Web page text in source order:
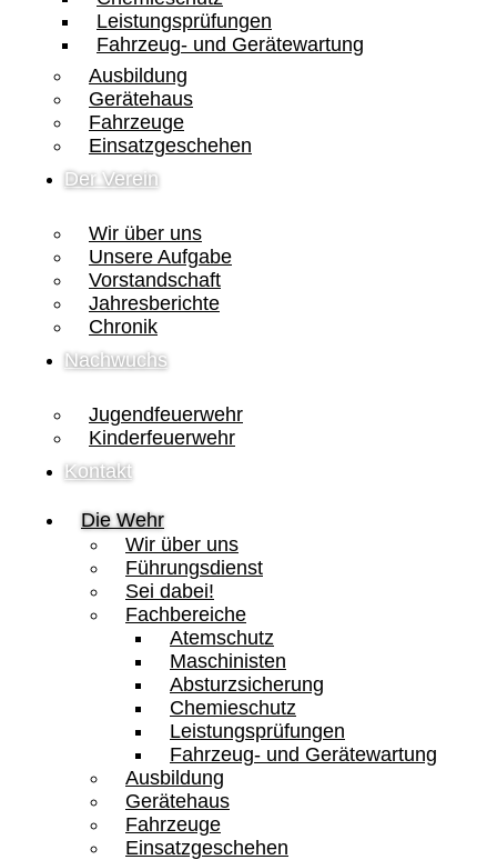
Leistungsprüfungen
Fahrzeug- und Gerätewartung
Ausbildung
Gerätehaus
Fahrzeuge
Einsatzgeschehen
Der Verein
Wir über uns
Unsere Aufgabe
Vorstandschaft
Jahresberichte
Chronik
Nachwuchs
Jugendfeuerwehr
Kinderfeuerwehr
Kontakt
Die Wehr
Wir über uns
Führungsdienst
Sei dabei!
Fachbereiche
Atemschutz
Maschinisten
Absturzsicherung
Chemieschutz
Leistungsprüfungen
Fahrzeug- und Gerätewartung
Ausbildung
Gerätehaus
Fahrzeuge
Einsatzgeschehen